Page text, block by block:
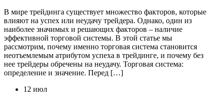
В мире трейдинга существует множество факторов, которые
влияют на успех или неудачу трейдера. Однако, один из
наиболее значимых и решающих факторов – наличие
эффективной торговой системы. В этой статье мы
рассмотрим, почему именно торговая система становится
неотъемлемым атрибутом успеха в трейдинге, и почему без
нее трейдеры обречены на неудачу. Торговая система:
определение и значение. Перед […]
12 июл